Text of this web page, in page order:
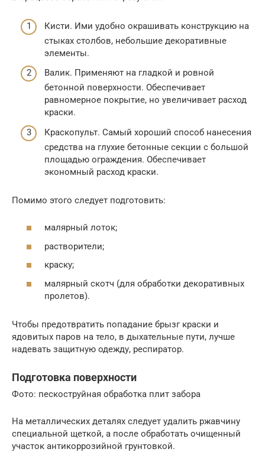
Кисти. Ими удобно окрашивать конструкцию на
стыках столбов, небольшие декоративные
элементы.
Валик. Применяют на гладкой и ровной
бетонной поверхности. Обеспечивает
равномерное покрытие, но увеличивает расход
краски.
Краскопульт. Самый хороший способ нанесения
средства на глухие бетонные секции с большой
площадью ограждения. Обеспечивает
экономный расход краски.
Помимо этого следует подготовить:
малярный лоток;
растворители;
краску;
малярный скотч (для обработки декоративных
пролетов).
Чтобы предотвратить попадание брызг краски и
ядовитых паров на тело, в дыхательные пути, лучше
надевать защитную одежду, респиратор.
Подготовка поверхности
Фото: пескоструйная обработка плит забора
На металлических деталях следует удалить ржавчину
специальной щеткой, а после обработать очищенный
участок антикоррозийной грунтовкой.